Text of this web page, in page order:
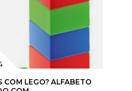
LEGO? ALFABETO